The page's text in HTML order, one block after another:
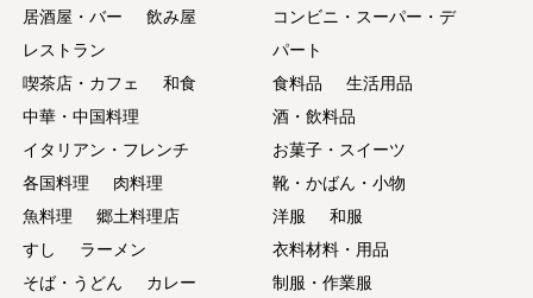
居酒屋・バー
飲み屋
レストラン
喫茶店・カフェ
和食
中華・中国料理
イタリアン・フレンチ
各国料理
肉料理
魚料理
郷土料理店
すし
ラーメン
そば・うどん
カレー
コンビニ・スーパー・デ
パート
食料品
生活用品
酒・飲料品
お菓子・スイーツ
靴・かばん・小物
洋服
和服
衣料材料・用品
制服・作業服